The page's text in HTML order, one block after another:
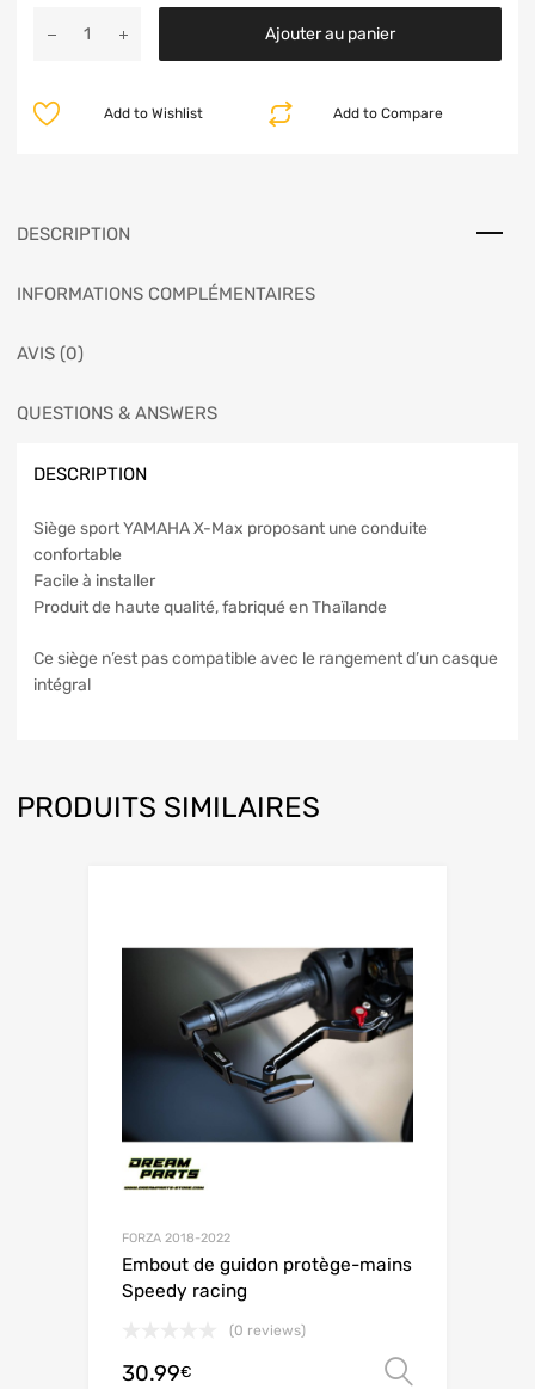
Ajouter au panier
Add to Compare
Add to Wishlist
DESCRIPTION
INFORMATIONS COMPLÉMENTAIRES
AVIS (0)
QUESTIONS & ANSWERS
DESCRIPTION
Siège sport YAMAHA X-Max proposant une conduite
confortable
Facile à installer
Produit de haute qualité, fabriqué en Thaïlande
Ce siège n’est pas compatible avec le rangement d’un casque
intégral
PRODUITS SIMILAIRES
FORZA 2018-2022
Embout de guidon protège-mains
Speedy racing
(0 reviews)
30.99€